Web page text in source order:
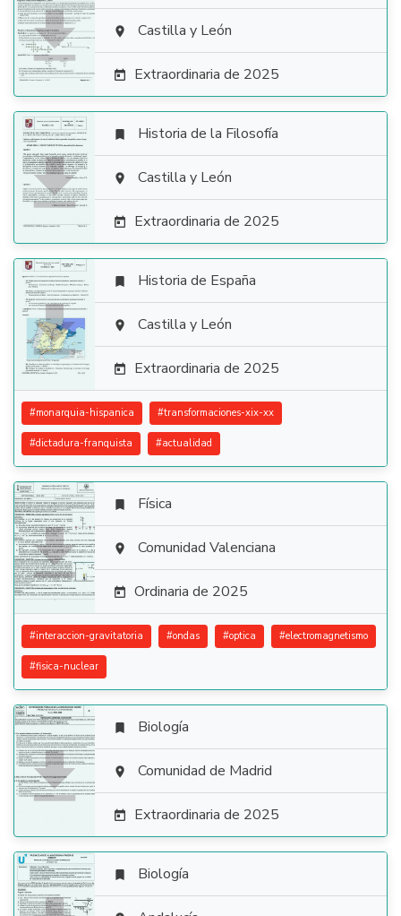
  Castilla y León
 Extraordinaria de 2025

 Historia de la Filosofía
 Castilla y León
 Extraordinaria de 2025

 Historia de España
 Castilla y León
 Extraordinaria de 2025
#monarquia-hispanica #transformaciones-xix-xx
#dictadura-franquista #actualidad

 Física
 Comunidad Valenciana
 Ordinaria de 2025
#interaccion-gravitatoria #ondas #optica #electromagnetismo
#fisica-nuclear

 Biología
 Comunidad de Madrid
 Extraordinaria de 2025
 Biología